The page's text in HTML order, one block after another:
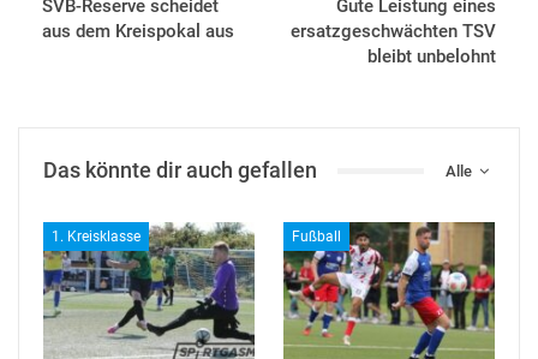
SVB-Reserve scheidet
aus dem Kreispokal aus
Gute Leistung eines
ersatzgeschwächten TSV
bleibt unbelohnt
Alle
Das könnte dir auch gefallen
1. Kreisklasse Fußball